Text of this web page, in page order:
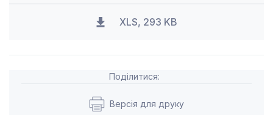
XLS, 293 KB
Поділитися:
Версія для друку